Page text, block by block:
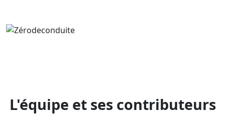
Image
L'équipe et ses contributeurs